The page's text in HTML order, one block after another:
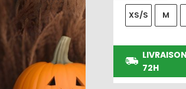
XS/S M
72H